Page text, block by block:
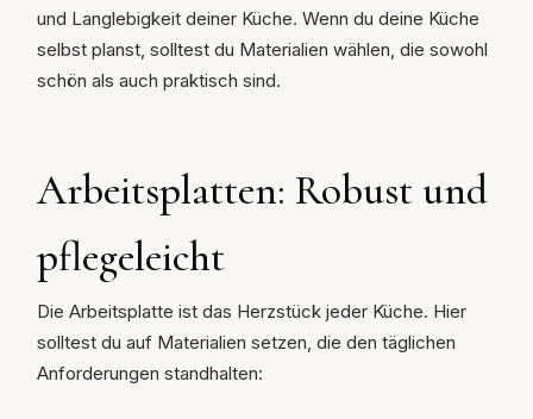
und Langlebigkeit deiner Küche. Wenn du deine Küche
selbst planst, solltest du Materialien wählen, die sowohl
schön als auch praktisch sind.
Arbeitsplatten: Robust und
pflegeleicht
Die Arbeitsplatte ist das Herzstück jeder Küche. Hier
solltest du auf Materialien setzen, die den täglichen
Anforderungen standhalten: